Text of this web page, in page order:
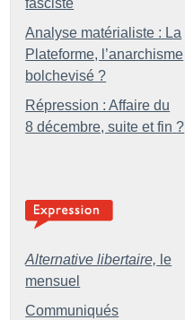
fasciste
Analyse matérialiste : La
Plateforme, l’anarchisme
bolchevisé ?
Répression : Affaire du
8 décembre, suite et fin ?
Alternative libertaire, le
mensuel
Communiqués